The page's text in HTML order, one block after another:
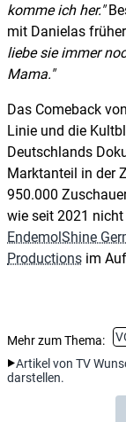
komme ich her.
mit Danielas
liebe sie immer
Mama.
Das Comeback
Linie und die
Deutschlands
Marktanteil in der
950.000
wie seit 2021
EndemolShine
Productions im
Mehr zum Thema:
Artikel von TV
darstellen.